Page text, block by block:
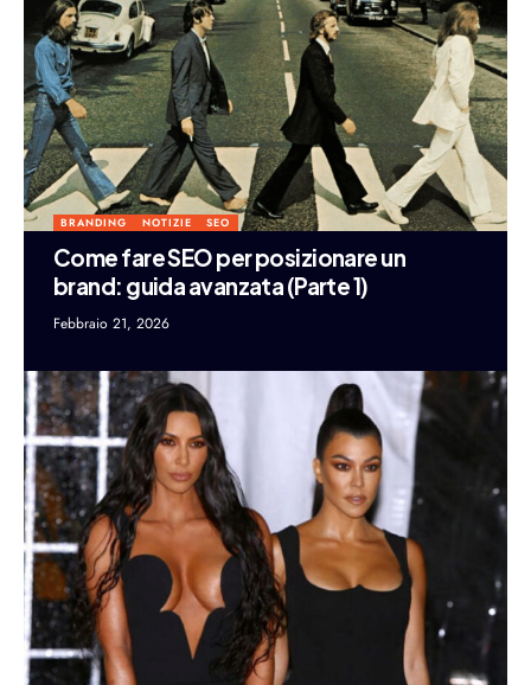
BRANDING NOTIZIE SEO
Come fare SEO per posizionare un
brand: guida avanzata (Parte 1)
Febbraio 21, 2026